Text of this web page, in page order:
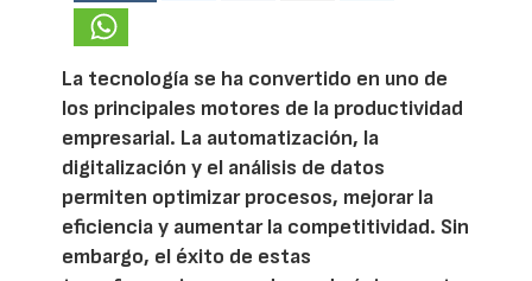
La tecnología se ha convertido en uno de
los principales motores de la productividad
empresarial. La automatización, la
digitalización y el análisis de datos
permiten optimizar procesos, mejorar la
eficiencia y aumentar la competitividad. Sin
embargo, el éxito de estas